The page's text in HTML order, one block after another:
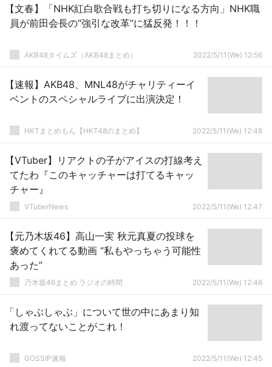
【文春】「NHK紅白歌合戦も打ち切りになる方向」NHK職
員が前田会長の“強引な改革”に猛反発！！！
AKB48タイムズ（AKB48まとめ） 2022/5/11(We) 12:56
【速報】AKB48、MNL48がチャリティーイ
ベントのスペシャルライブに出演決定！
HKTまとめもん【HKT48のまとめ】 2022/5/11(We) 12:48
【VTuber】リアクトの子がアイスの打線考え
てたわ『このキャッチャーは打てるキャッ
チャー』
VTuberNews 2022/5/11(We) 12:47
【元乃木坂46】高山一実 秋元真夏の投球を
褒めてくれてる動画 “私もやっちゃう可能性
あった”
乃木坂46まとめ ラジオの時間 2022/5/11(We) 12:46
「しゃぶしゃぶ」について世の中にあまり知
れ渡ってないことがこれ！
GOSSIP速報 2022/5/11(We) 12:45